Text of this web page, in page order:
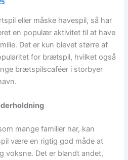
eller måske havespil, så har
en populær aktivitet til at have
Det er kun blevet større af
for brætspil, hvilket også
brætspilscaféer i storbyer
mange familier har, kan
være en rigtig god måde at
voksne. Det er blandt andet,